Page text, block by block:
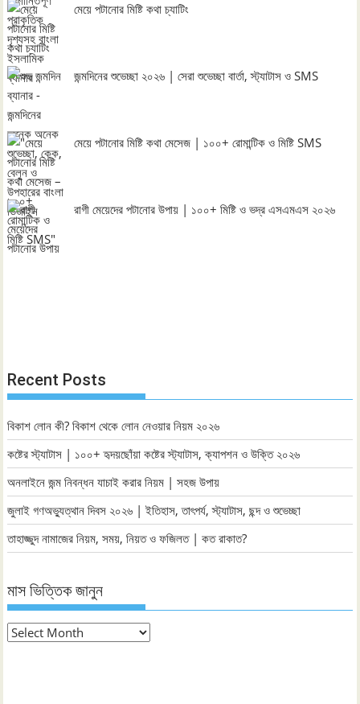
মেয়ে পটানোর মিষ্টি কথা চ্যাটিং
জন্মদিনের শুভেচ্ছা ২০২৬ | সেরা শুভেচ্ছা বার্তা, স্ট্যাটাস ও SMS
মেয়ে পটানোর মিষ্টি কথা মেসেজ | ১০০+ রোমান্টিক ও মিষ্টি SMS
রাগী মেয়েদের পটানোর উপায় | ১০০+ মিষ্টি ও ভদ্র এসএমএস ২০২৬
Recent Posts
বিকাশ লোন কী? বিকাশ থেকে লোন নেওয়ার নিয়ম ২০২৬
কষ্টের স্ট্যাটাস | ১০০+ হৃদয়ছোঁয়া কষ্টের স্ট্যাটাস, ক্যাপশন ও উক্তি ২০২৬
অনলাইনে জন্ম নিবন্ধন যাচাই করার নিয়ম | সহজ উপায়
জুলাই গণঅভ্যুত্থান দিবস ২০২৬ | ইতিহাস, তাৎপর্য, স্ট্যাটাস, ছন্দ ও শুভেচ্ছা
তাহাজ্জুদ নামাজের নিয়ম, সময়, নিয়ত ও ফজিলত | কত রাকাত?
মাস ভিত্তিক জানুন
মাস